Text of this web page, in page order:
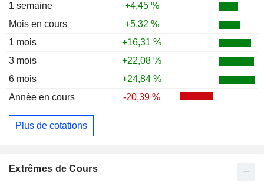
1 semaine
+4,45 %
Mois en cours
+5,32 %
1 mois
+16,31 %
3 mois
+22,08 %
6 mois
+24,84 %
Année en cours
-20,39 %
Plus de cotations
Extrêmes de Cours